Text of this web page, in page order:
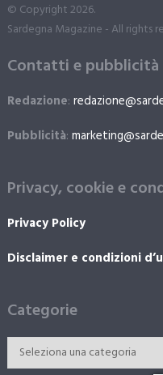
© Copyright 2026.
Sardegna Magazine - All rights
Contatti e pubblicità
Redazione:
Pubblicità:
Privacy, cookie e
Privacy Policy
Disclaimer e condizioni
Categorie